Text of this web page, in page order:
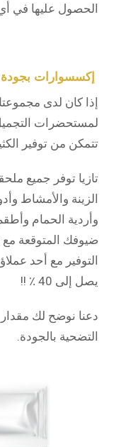
الحصول عليها في
إكسسوارات بجودة
إذا كان لدى
لمستحضرات
تتمكن من توفير
تازيا توفر جميع
الزينة والأمشاط
وأردية الحمام
ضيوفك المتوقعة مع
التوفير مع أحد
يصل إلى 40 ٪ !!
دعنا نوضح لك
التضحية بالجودة.